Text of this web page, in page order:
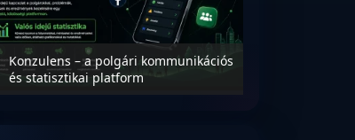
Konzulens – a polgári kommunikációs
és statisztikai platform